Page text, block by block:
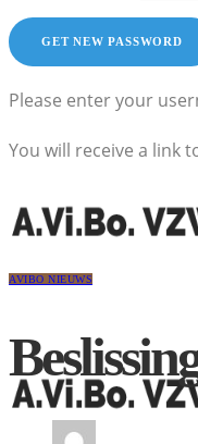
Please enter your
You will receive a link
AVIBO NIEUWS